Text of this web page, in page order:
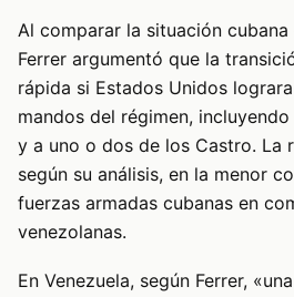
Al comparar la situación
Ferrer argumentó que la
rápida si Estados Unidos
mandos del régimen,
y a uno o dos de los Castro. La
según su análisis, en la menor
fuerzas armadas cubanas en
venezolanas.
En Venezuela, según Ferrer,